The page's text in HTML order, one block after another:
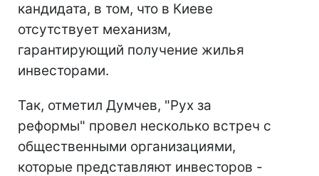
кандидата, в том, что в Киеве
отсутствует механизм,
гарантирующий получение жилья
инвесторами.
Так, отметил Думчев, "Рух за
реформы" провел несколько встреч с
общественными организациями,
которые представляют инвесторов -